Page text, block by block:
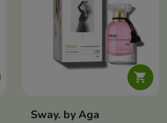

Sway. by Aga